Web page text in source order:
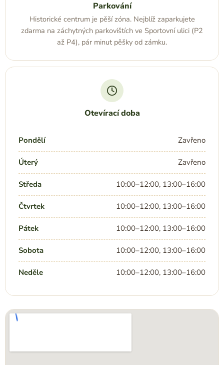
Parkování
Historické centrum je pěší zóna. Nejblíž zaparkujete
zdarma na záchytných parkovištích ve Sportovní ulici (P2
až P4), pár minut pěšky od zámku.
Otevírací doba
Pondělí Zavřeno
Úterý Zavřeno
Středa 10:00–12:00, 13:00–16:00
Čtvrtek 10:00–12:00, 13:00–16:00
Pátek 10:00–12:00, 13:00–16:00
Sobota 10:00–12:00, 13:00–16:00
Neděle 10:00–12:00, 13:00–16:00